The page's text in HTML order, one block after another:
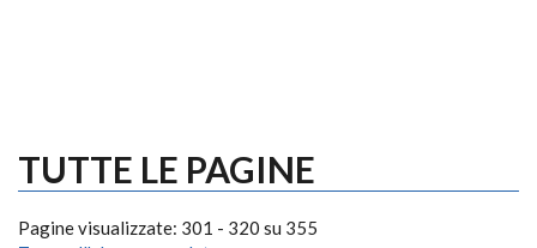
TUTTE LE PAGINE
Pagine visualizzate: 301 - 320 su 355